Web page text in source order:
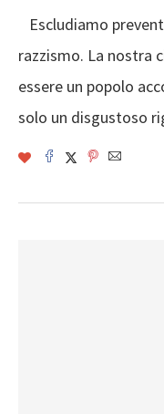
Escludiamo
razzismo. La nostra
essere un popolo
solo un disgustoso